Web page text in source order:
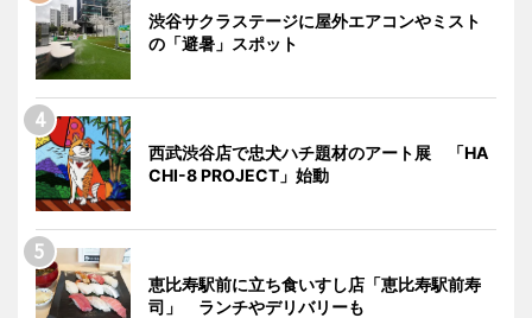
渋谷サクラステージに屋外エアコンやミスト
の「避暑」スポット
西武渋谷店で忠犬ハチ題材のアート展 「HA
CHI-8 PROJECT」始動
恵比寿駅前に立ち食いすし店「恵比寿駅前寿
司」 ランチやデリバリーも